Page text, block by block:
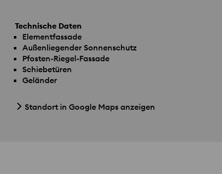
Technische Daten
Elementfassade
Außenliegender Sonnenschutz
Pfosten-Riegel-Fassade
Schiebetüren
Geländer
Standort in Google Maps anzeigen